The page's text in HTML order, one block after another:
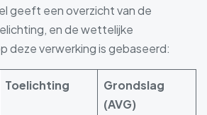
geeft een overzicht van de
en de wettelijke
deze verwerking is gebaseerd:
Toelichting
Grondslag
(AVG)